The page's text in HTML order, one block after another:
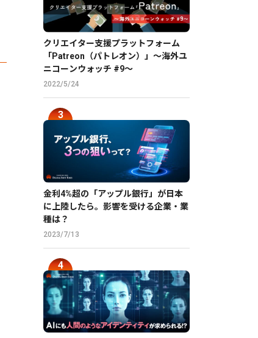
クリエイター支援プラットフォーム
「Patreon（パトレオン）」〜海外ユ
ニコーンウォッチ #9〜
2022/5/24
金利4%超の「アップル銀行」が日本
に上陸したら。影響を受ける企業・業
種は？
2023/7/13